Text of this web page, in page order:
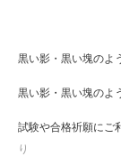
黒い影・黒い塊のよ
黒い影・黒い塊のよ
試験や合格祈願にご
り